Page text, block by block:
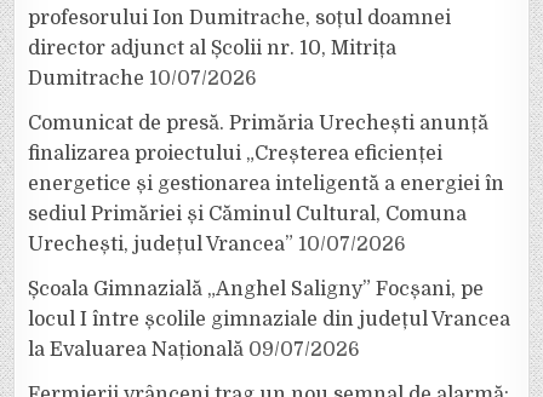
profesorului Ion Dumitrache, soțul doamnei
director adjunct al Școlii nr. 10, Mitrița
Dumitrache 10/07/2026
Comunicat de presă. Primăria Urechești anunță
finalizarea proiectului „Creșterea eficienței
energetice și gestionarea inteligentă a energiei în
sediul Primăriei și Căminul Cultural, Comuna
Urechești, județul Vrancea” 10/07/2026
Școala Gimnazială „Anghel Saligny” Focșani, pe
locul I între școlile gimnaziale din județul Vrancea
la Evaluarea Națională 09/07/2026